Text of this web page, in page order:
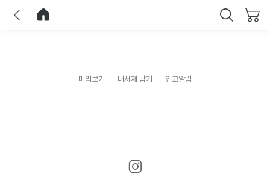
미리보기 내서재 담기 입고알림